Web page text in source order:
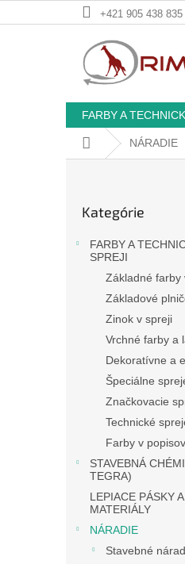
na
+421 905 438 835
FARBY A
DomovNÁRADIE
kategórie
Kategórie
FARBY A
SPREJI
Základné farby
Základové
Zinok v spreji
Vrchné farby a
Dekoratívne a
Špeciálne
Značkovacie
Technické
Farby v
STAVEBNÁ
TEGRA)
LEPIACE PÁSKY
MATERIÁLY
NÁRADIE
Stavebné